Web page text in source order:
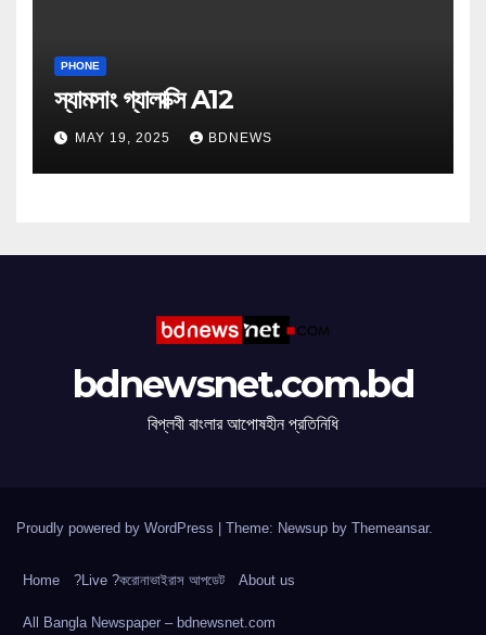
PHONE
স্যামসাং গ্যালাক্সি A12
MAY 19, 2025 BDNEWS
bdnewsnet.com.bd
বিপ্লবী বাংলার আপোষহীন প্রতিনিধি
Proudly powered by WordPress Theme: Newsup by Themeansar.
Home ?Live ?করোনাভাইরাস আপডেট About us
All Bangla Newspaper – bdnewsnet.com